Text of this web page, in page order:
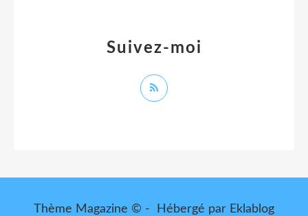
Suivez-moi
Thème Magazine © - Hébergé par Eklablog